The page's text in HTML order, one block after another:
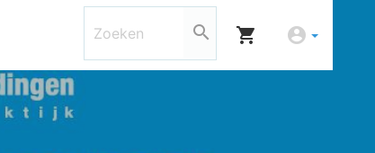
search shopping_cart account_circle